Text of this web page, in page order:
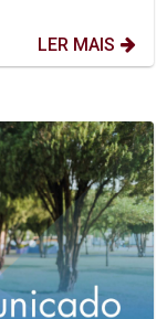
LER MAIS